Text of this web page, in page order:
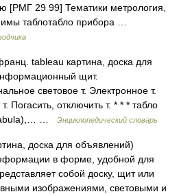
[РМГ 29 99] Тематики метрология,
таблотабло прибора …
tableau картина, доска для
щит.
световое т. Электронное т.
Погасить, отключить т. * * * табло
…
Энциклопедический словарь
доска для объявлений)
в форме, удобной для
собой доску, щит или
изображениями, световыми и